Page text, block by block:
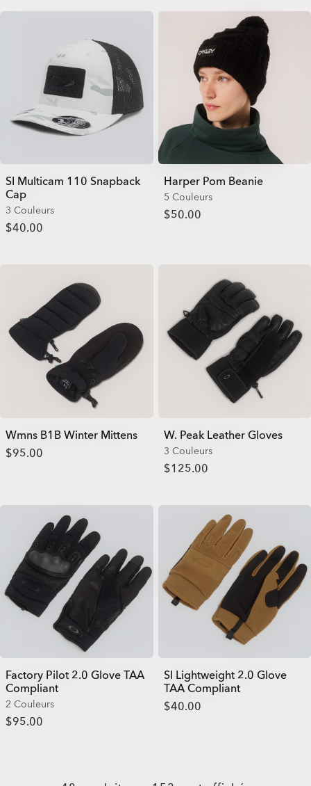
SI Multicam 110 Snapback
Cap
3 Couleurs
$40.00
Harper Pom Beanie
5 Couleurs
$50.00
Wmns B1B Winter Mittens
$95.00
W. Peak Leather Gloves
3 Couleurs
$125.00
Factory Pilot 2.0 Glove TAA
Compliant
2 Couleurs
$95.00
SI Lightweight 2.0 Glove
TAA Compliant
$40.00